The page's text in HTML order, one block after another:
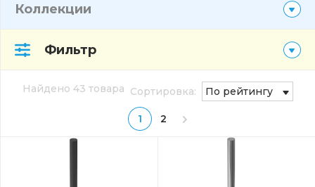
Коллекции
Фильтр
Найдено 43 товара
1 2
Сортировка: По рейтингу